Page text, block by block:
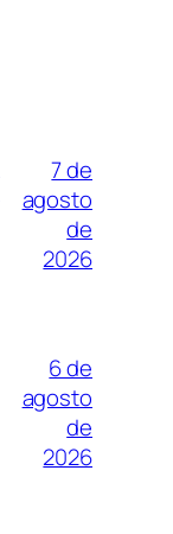
7 de
agosto
de
2026
6 de
agosto
de
2026